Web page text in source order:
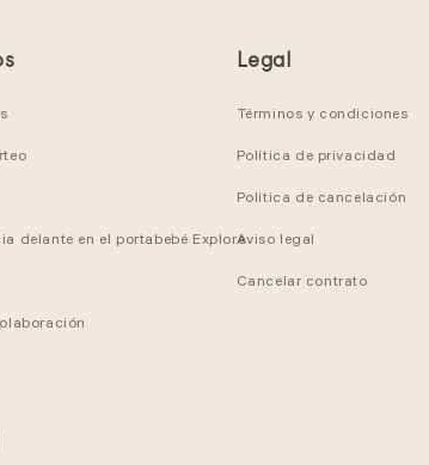
delante en el portabebé Explore
Legal
Términos y condiciones
Política de privacidad
Política de cancelación
Aviso legal
Cancelar contrato